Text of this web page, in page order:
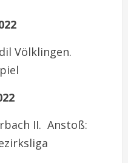
Völklingen.
II. Anstoß: